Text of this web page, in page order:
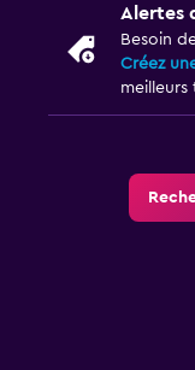
Alertes
Besoin
Créez
meilleurs